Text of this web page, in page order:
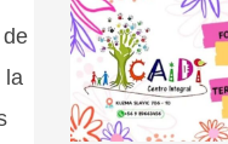
la